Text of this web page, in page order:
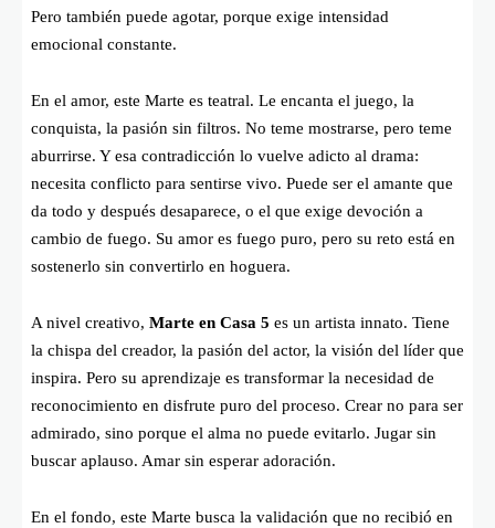
Pero también puede agotar, porque exige intensidad
emocional constante.
En el amor, este Marte es teatral. Le encanta el juego, la
conquista, la pasión sin filtros. No teme mostrarse, pero teme
aburrirse. Y esa contradicción lo vuelve adicto al drama:
necesita conflicto para sentirse vivo. Puede ser el amante que
da todo y después desaparece, o el que exige devoción a
cambio de fuego. Su amor es fuego puro, pero su reto está en
sostenerlo sin convertirlo en hoguera.
A nivel creativo, Marte en Casa 5 es un artista innato. Tiene
la chispa del creador, la pasión del actor, la visión del líder que
inspira. Pero su aprendizaje es transformar la necesidad de
reconocimiento en disfrute puro del proceso. Crear no para ser
admirado, sino porque el alma no puede evitarlo. Jugar sin
buscar aplauso. Amar sin esperar adoración.
En el fondo, este Marte busca la validación que no recibió en